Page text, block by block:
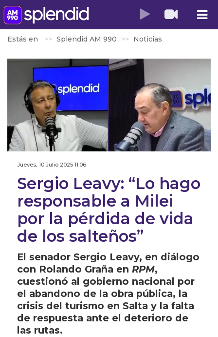
Estás en Splendid AM 990 Noticias
Jueves, 10 Julio 2025 11:06
Sergio Leavy: “Lo hago
responsable a Milei
por la pérdida de vida
de los salteños”
El senador Sergio Leavy, en diálogo
con Rolando Graña en RPM,
cuestionó al gobierno nacional por
el abandono de la obra pública, la
crisis del turismo en Salta y la falta
de respuesta ante el deterioro de
las rutas.